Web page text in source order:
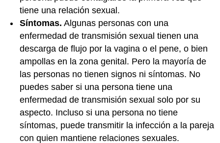
tiene una relación sexual.
Síntomas. Algunas personas con una
enfermedad de transmisión sexual tienen una
descarga de flujo por la vagina o el pene, o bien
ampollas en la zona genital. Pero la mayoría de
las personas no tienen signos ni síntomas. No
puedes saber si una persona tiene una
enfermedad de transmisión sexual solo por su
aspecto. Incluso si una persona no tiene
síntomas, puede transmitir la infección a la pareja
con quien mantiene relaciones sexuales.